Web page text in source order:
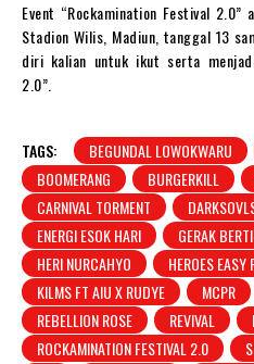
Event “Rockamination Festival
Stadion Wilis, Madiun, tanggal 13
diri kalian untuk ikut serta
2.0”.
TAGS: BEGUNDAL LOWOKWARU
BOOMERANG
BURGERKILL
CARNIVAL TORMENT
ENERGI ESOK HARI
GERAK
HERI NURCAHYO
HEROES EASY
KILMS FT AIU X RUDYE
MCPR
REBELLION ROSE
REVIVAL
ROCKAMINATION FESTIVAL 2.0